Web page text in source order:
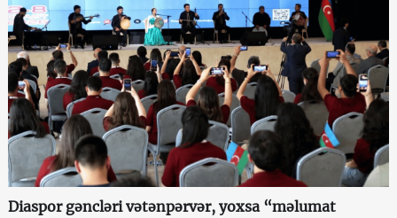
Diaspor gəncləri vətənpərvər, yoxsa “məlumat